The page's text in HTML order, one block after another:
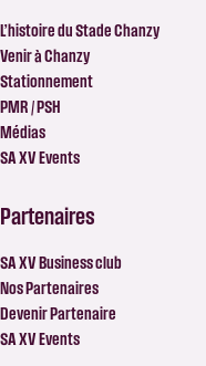
L’histoire du Stade Chanzy
Venir à Chanzy
Stationnement
PMR / PSH
Médias
SA XV Events
Partenaires
SA XV Business club
Nos Partenaires
Devenir Partenaire
SA XV Events